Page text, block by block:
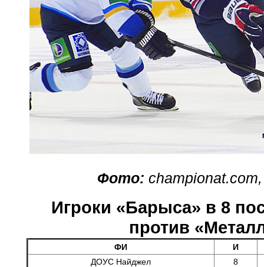
Фото:
Игроки «Барыса» в 8
против
ФИ
И
ДОУС Найджел
8